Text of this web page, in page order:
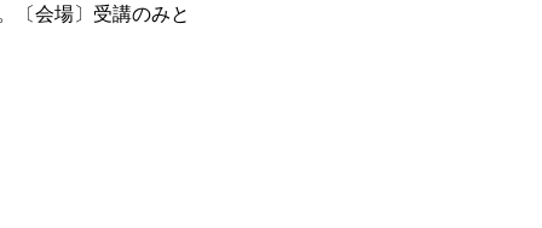
〔会場〕受講のみと